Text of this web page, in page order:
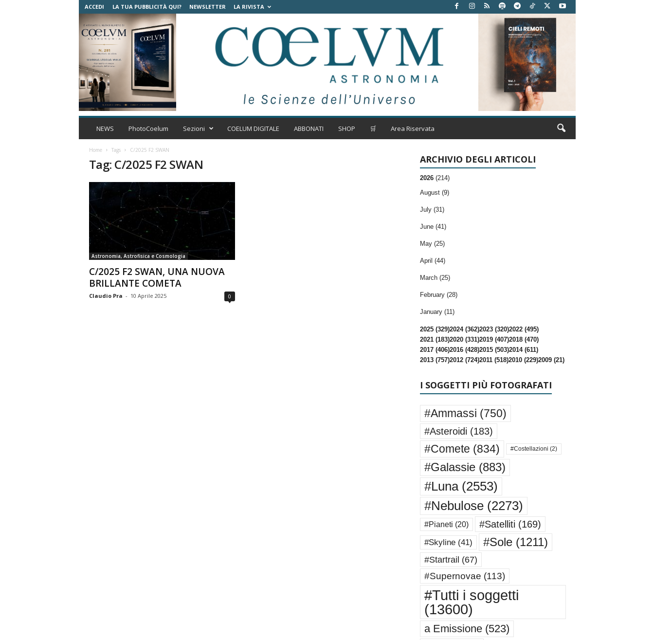
ACCEDI LA TUA PUBBLICITÀ QUI? NEWSLETTER LA RIVISTA
C
m
r
o
i
a
NEWS PhotoCoelum Sezioni COELUM DIGITALE ABBONATI SHOP 🛒 Area Riservata
Home Tags C/2025 F2 SWAN
Tag: C/2025 F2 SWAN
Astronomia, Astrofisica e Cosmologia
C/2025 F2 SWAN, UNA NUOVA
BRILLANTE COMETA
Claudio Pra - 10 Aprile 2025 0
ARCHIVIO DEGLI ARTICOLI
2026 (214)
August (9)
July (31)
June (41)
May (25)
April (44)
March (25)
February (28)
January (11)
2025 (329)2024 (362)2023 (320)2022 (495)
2021 (183)2020 (331)2019 (407)2018 (470)
2017 (406)2016 (428)2015 (503)2014 (611)
2013 (757)2012 (724)2011 (518)2010 (229)2009 (21)
I SOGGETTI PIÙ FOTOGRAFATI
#Ammassi (750)
#Asteroidi (183)
#Comete (834) #Costellazioni (2)
#Galassie(883)
#Luna(2553)
#Nebulose(2273)
#Pianeti (20) #Satelliti (169)
#Skyline(41) #Sole(1211)
#Startrail (67)
#Supernovae (113)
#Tutti i soggetti
(13600)
a Emissione(523)